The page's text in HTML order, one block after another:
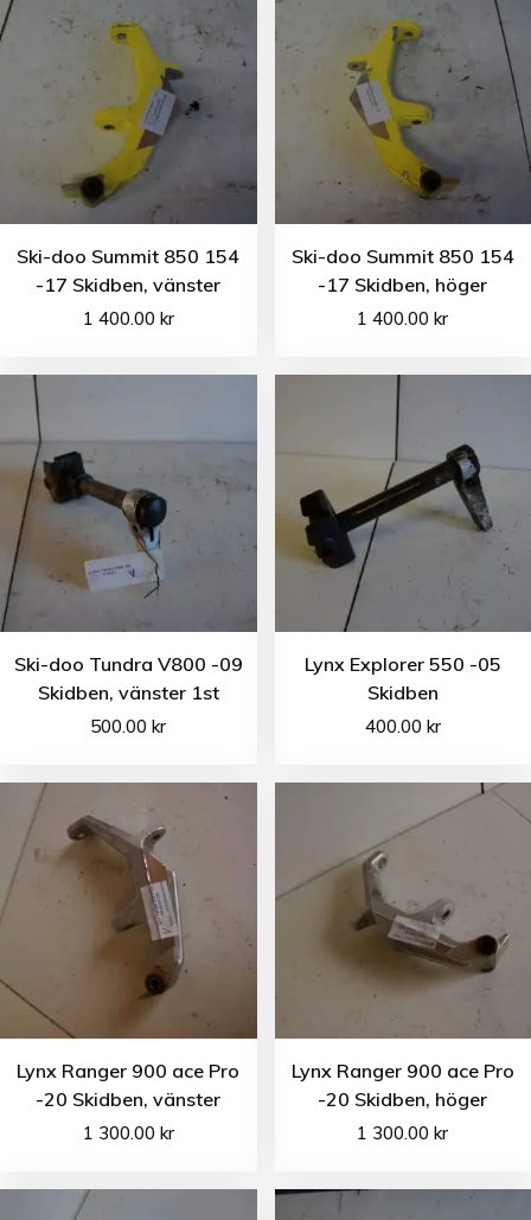
Ski-doo Summit 850 154
-17 Skidben, vänster
1 400.00 kr
Ski-doo Summit 850 154
-17 Skidben, höger
1 400.00kr
Ski-doo Tundra V800 -09
Skidben, vänster 1st
500.00kr
Lynx Explorer 550 -05
Skidben
400.00 kr
Lynx Ranger 900 ace Pro
-20 Skidben, vänster
1 300.00 kr
Lynx Ranger 900 ace Pro
-20 Skidben, höger
1 300.00kr